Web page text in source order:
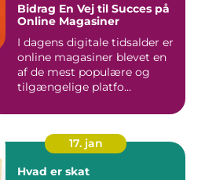
Bidrag En Vej til Succes på
Online Magasiner
I dagens digitale tidsalder er
online magasiner blevet en
af de mest populære og
tilgængelige platfo...
17. jan
Hvad er skat